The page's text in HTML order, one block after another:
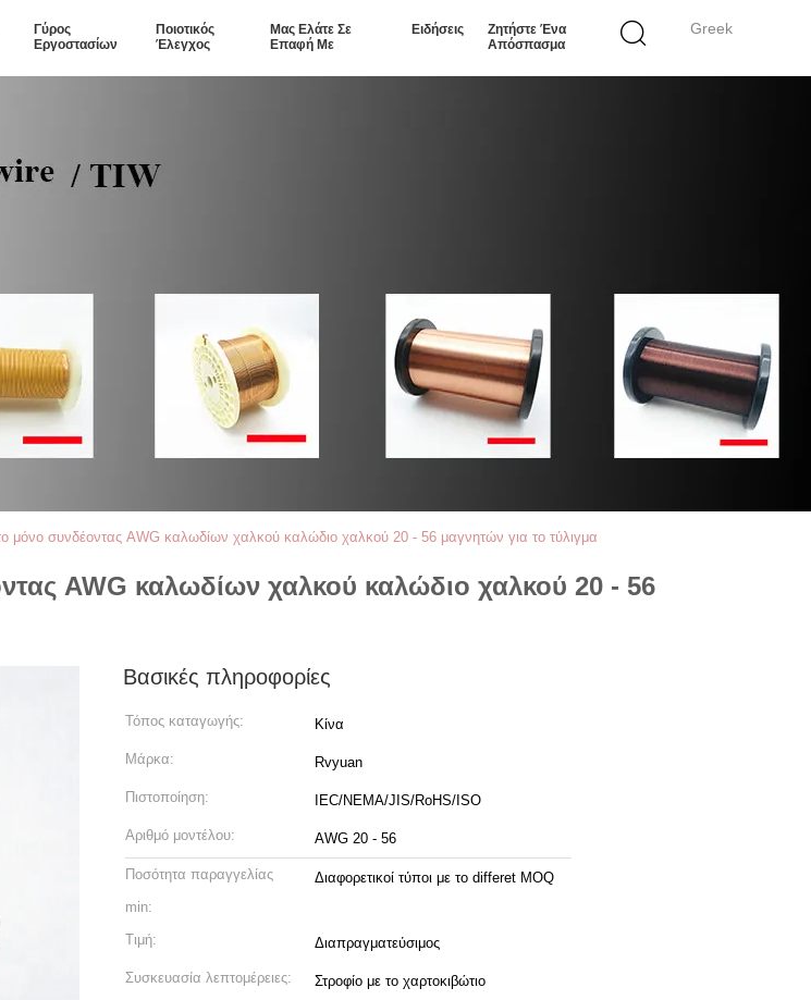
Greek
Γύρος
Εργοστασίων
Ποιοτικός
Έλεγχος
Μας Ελάτε Σε
Επαφή Με
Ειδήσεις
Ζητήστε Ένα
Απόσπασμα
μόνο συνδέοντας AWG καλωδίων χαλκού καλώδιο χαλκού 20 - 56 μαγνητών για το τύλιγμα
AWG καλωδίων χαλκού καλώδιο χαλκού 20 - 56
Βασικές πληροφορίες
Τόπος καταγωγής: Κίνα
Μάρκα: Rvyuan
Πιστοποίηση: IEC/NEMA/JIS/RoHS/ISO
Αριθμό μοντέλου: AWG 20 - 56
Ποσότητα παραγγελίας
min:
Διαφορετικοί τύποι με το differet MOQ
Τιμή: Διαπραγματεύσιμος
Συσκευασία λεπτομέρειες: Στροφίο με το χαρτοκιβώτιο